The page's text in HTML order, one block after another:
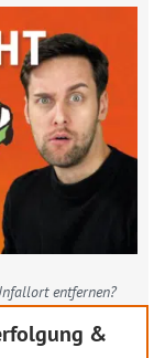
entfernen?
&